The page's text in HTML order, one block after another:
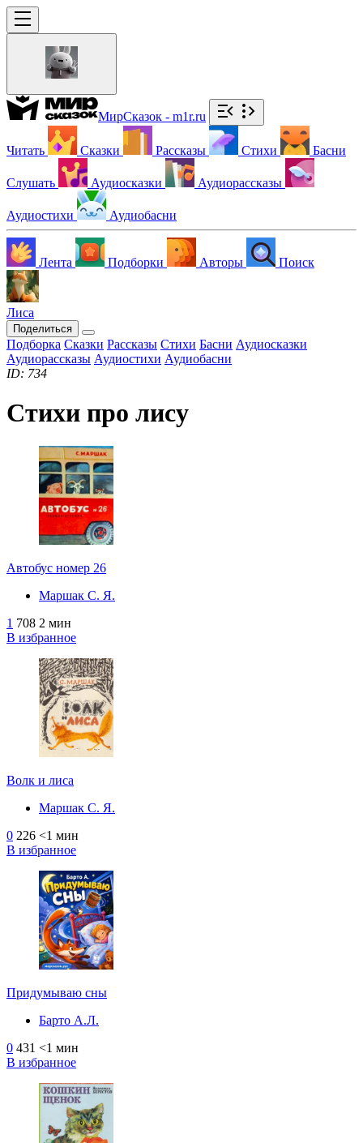
МирСказок - m1r.ru
Читать Сказки Рассказы Стихи Басни
Слушать Аудиосказки Аудиорассказы
Аудиостихи Аудиобасни
Лента Подборки Авторы Поиск
Лиса
Поделиться
Подборка Сказки Рассказы Стихи Басни Аудиосказки
Аудиорассказы Аудиостихи Аудиобасни
ID: 734
Стихи про лису
Автобус номер 26
Маршак С. Я.
1 708 2 мин
В избранное
Волк и лиса
Маршак С. Я.
0 226 <1 мин
В избранное
Придумываю сны
Барто А.Л.
0 431 <1 мин
В избранное